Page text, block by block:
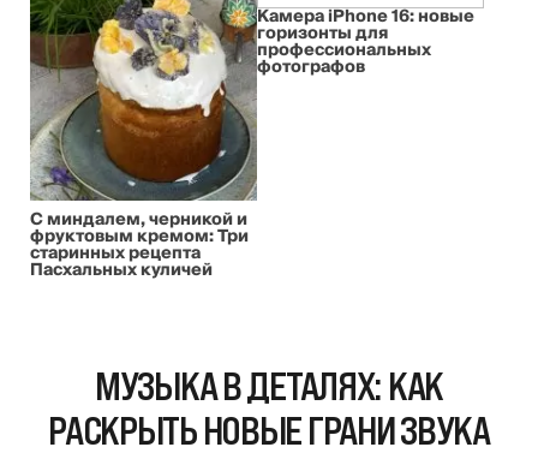
С миндалем, черникой и
фруктовым кремом: Три
старинных рецепта
Пасхальных куличей
Камера iPhone 16: новые
горизонты для
профессиональных
фотографов
МУЗЫКА В ДЕТАЛЯХ: КАК
РАСКРЫТЬ НОВЫЕ ГРАНИ ЗВУКА